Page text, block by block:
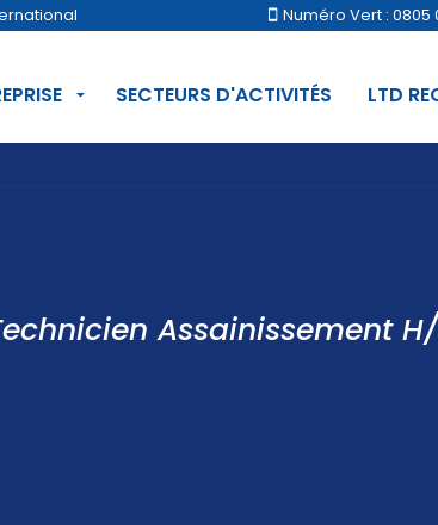
Numéro Vert : 0805
SECTEURS D'ACTIVITÉS LTD
Assainissement